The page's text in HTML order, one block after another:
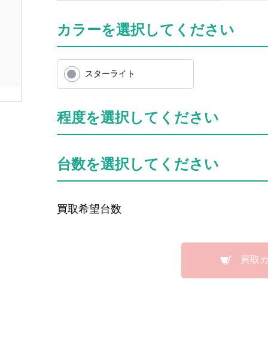
カラーを選択してください
スターライト
程度を選択してください
台数を選択してください
買取希望台数
買取